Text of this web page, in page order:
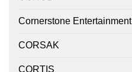
Cornerstone Entertainment
CORSAK
CORTIS